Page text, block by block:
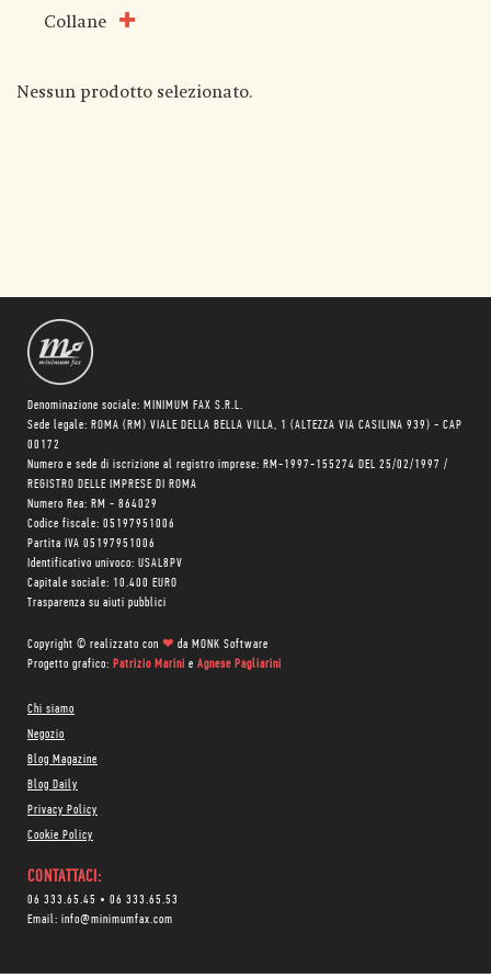
Collane
Nessun prodotto selezionato.
Denominazione sociale: MINIMUM FAX S.R.L.
Sede legale: ROMA (RM) VIALE DELLA BELLA VILLA, 1 (ALTEZZA VIA CASILINA 939) - CAP
00172
Numero e sede di iscrizione al registro imprese: RM-1997-155274 DEL 25/02/1997 /
REGISTRO DELLE IMPRESE DI ROMA
Numero Rea: RM - 864029
Codice fiscale: 05197951006
Partita IVA 05197951006
Identificativo univoco: USAL8PV
Capitale sociale: 10.400 EURO
Trasparenza su aiuti pubblici
Copyright © realizzato con ❤ da MONK Software
Progetto grafico: Patrizio Marini e Agnese Pagliarini
Chi siamo
Negozio
Blog Magazine
Blog Daily
Privacy Policy
Cookie Policy
CONTATTACI:
06 333.65.45 • 06 333.65.53
Email: info@minimumfax.com